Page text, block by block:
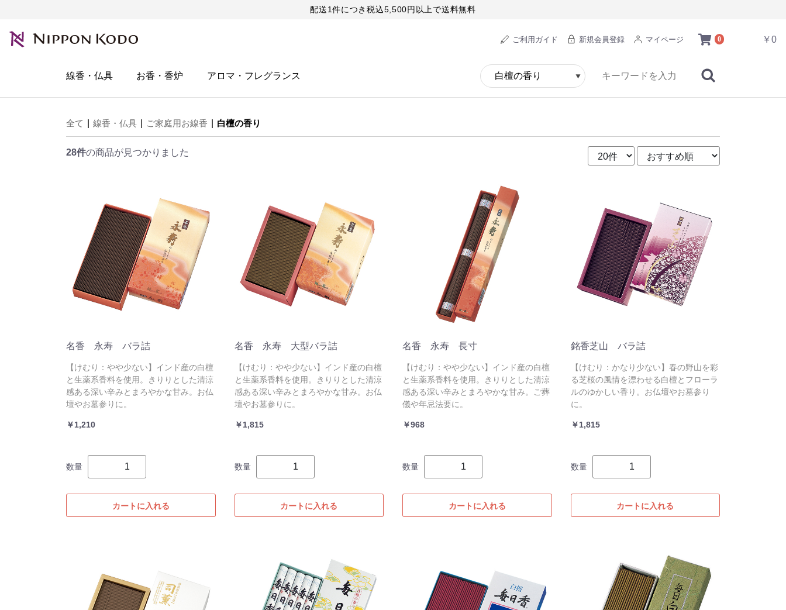
配送1件につき税込5,500円以上で送料無料
0 ￥0
ご利用ガイド 新規会員登録 マイページ
線香・仏具 お香・香炉 アロマ・フレグランス
全て 線香・仏具 ご家庭用お線香 白檀の香り
28件の商品が見つかりました
名香 永寿 バラ詰
【けむり：やや少ない】インド産の白檀
と生薬系香料を使用。きりりとした清涼
感ある深い辛みとまろやかな甘み。お仏
壇やお墓参りに。
￥1,210
数量
カートに入れる
名香 永寿 大型バラ詰
【けむり：やや少ない】インド産の白檀
と生薬系香料を使用。きりりとした清涼
感ある深い辛みとまろやかな甘み。お仏
壇やお墓参りに。
￥1,815
数量
カートに入れる
名香 永寿 長寸
【けむり：やや少ない】インド産の白檀
と生薬系香料を使用。きりりとした清涼
感ある深い辛みとまろやかな甘み。ご葬
儀や年忌法要に。
￥968
数量
カートに入れる
銘香芝山 バラ詰
【けむり：かなり少ない】春の野山を彩
る芝桜の風情を漂わせる白檀とフローラ
ルのゆかしい香り。お仏壇やお墓参り
に。
￥1,815
数量
カートに入れる